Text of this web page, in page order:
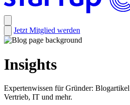
Jetzt Mitglied werden
Insights
Expertenwissen für Gründer:
Vertrieb, IT und mehr.